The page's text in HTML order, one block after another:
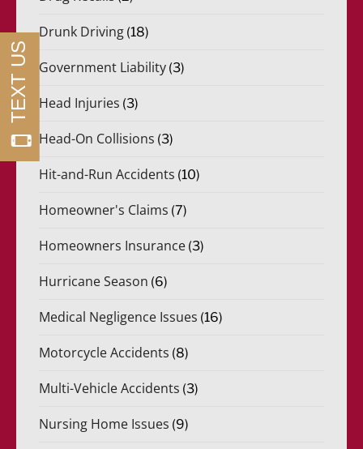
Drunk Driving (18)
Government Liability (3)
Head Injuries (3)
Head-On Collisions (3)
Hit-and-Run Accidents (10)
Homeowner's Claims (7)
Homeowners Insurance (3)
Hurricane Season (6)
Medical Negligence Issues (16)
Motorcycle Accidents (8)
Multi-Vehicle Accidents (3)
Nursing Home Issues (9)